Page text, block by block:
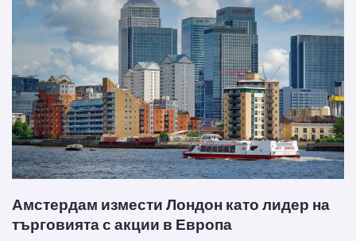
Амстердам измести Лондон като лидер на
търговията с акции в Европа